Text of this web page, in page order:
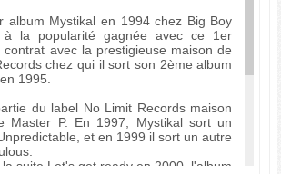
album Mystikal en 1994 chez Big Boy
à la popularité gagnée avec ce 1er
avec la prestigieuse maison de
chez qui il sort son 2ème album
1995.
du label No Limit Records maison
Master P. En 1997, Mystikal sort un
et en 1999 il sort un autre
suite Let's get ready en 2000, l'album